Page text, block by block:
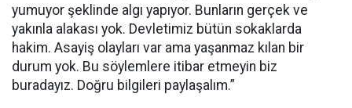
yumuyor şeklinde algı yapıyor. Bunların gerçek ve
yakınla alakası yok. Devletimiz bütün sokaklarda
hakim. Asayiş olayları var ama yaşanmaz kılan bir
durum yok. Bu söylemlere itibar etmeyin biz
buradayız. Doğru bilgileri paylaşalım.”